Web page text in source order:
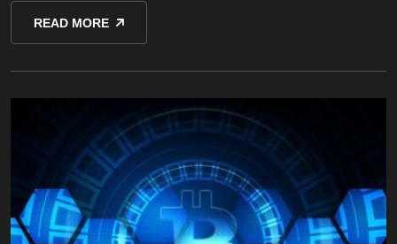
READ MORE